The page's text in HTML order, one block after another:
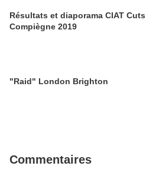
Résultats et diaporama CIAT Cuts
Compiègne 2019
"Raid" London Brighton
Commentaires